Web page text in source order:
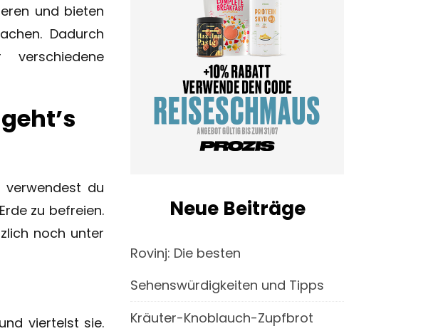
und bieten
Dadurch
verwendest du
zu befreien.
noch unter
viertelst sie.
Neue Beiträge
Rovinj: Die besten
Sehenswürdigkeiten und Tipps
Kräuter-Knoblauch-Zupfbrot